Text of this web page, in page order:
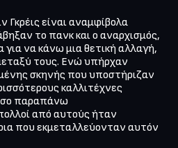
Γκρέις είναι αναμφίβολα
το πανκ και ο αναρχισμός,
να κάνω μια θετική αλλαγή,
τους. Ενώ υπήρχαν
σκηνής που υποστήριζαν
καλλιτέχνες
παραπάνω
από αυτούς ήταν
που εκμεταλλεύονταν αυτόν